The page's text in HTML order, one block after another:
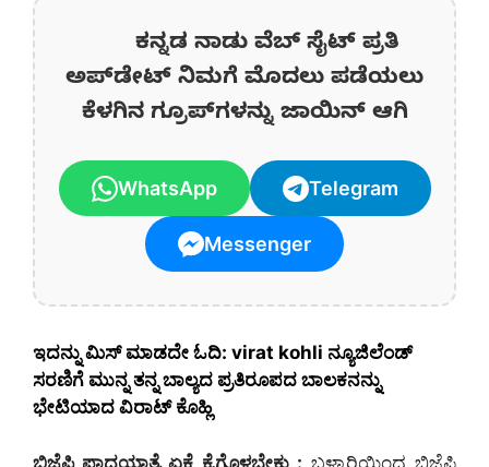
ಕನ್ನಡ ನಾಡು ವೆಬ್ ಸೈಟ್ ಪ್ರತಿ
ಅಪ್‌ಡೇಟ್‌ ನಿಮಗೆ ಮೊದಲು ಪಡೆಯಲು
ಕೆಳಗಿನ ಗ್ರೂಪ್‌ಗಳನ್ನು ಜಾಯಿನ್ ಆಗಿ
WhatsApp Telegram
Messenger
ಇದನ್ನು ಮಿಸ್‌ ಮಾಡದೇ ಓದಿ: virat kohli ನ್ಯೂಜಿಲೆಂಡ್
ಸರಣಿಗೆ ಮುನ್ನ ತನ್ನ ಬಾಲ್ಯದ ಪ್ರತಿರೂಪದ ಬಾಲಕನನ್ನು
ಭೇಟಿಯಾದ ವಿರಾಟ್ ಕೊಹ್ಲಿ
ಬಿಜೆಪಿ ಪಾದಯಾತ್ರೆ ಏಕೆ ಕೈಗೊಳ್ಳಬೇಕು : ಬಳ್ಳಾರಿಯಿಂದ ಬಿಜೆಪಿ